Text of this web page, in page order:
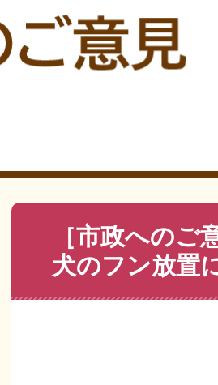
［市政へのご
犬のフン放置